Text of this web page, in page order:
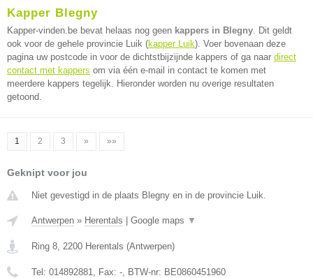
Kapper Blegny
Kapper-vinden.be bevat helaas nog geen kappers in Blegny. Dit geldt
ook voor de gehele provincie Luik (kapper Luik). Voer bovenaan deze
pagina uw postcode in voor de dichtstbijzijnde kappers of ga naar direct
contact met kappers om via één e-mail in contact te komen met
meerdere kappers tegelijk. Hieronder worden nu overige resultaten
getoond.
1 2 3 » »»
Geknipt voor jou
Niet gevestigd in de plaats Blegny en in de provincie Luik.
Antwerpen » Herentals Google maps ▼
Ring 8, 2200 Herentals (Antwerpen)
Tel: 014892881, Fax: -, BTW-nr: BE0860451960